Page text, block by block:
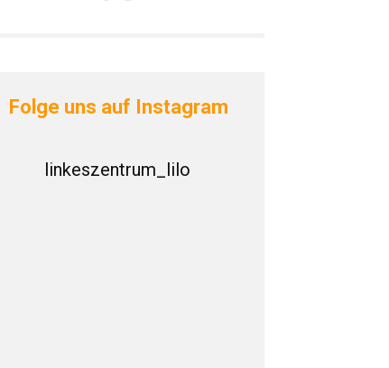
Folge uns auf Instagram
linkeszentrum_lilo